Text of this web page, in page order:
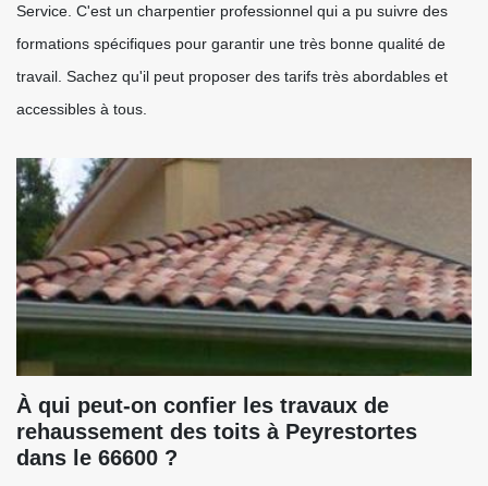
Service. C'est un charpentier professionnel qui a pu suivre des
formations spécifiques pour garantir une très bonne qualité de
travail. Sachez qu'il peut proposer des tarifs très abordables et
accessibles à tous.
À qui peut-on confier les travaux de
rehaussement des toits à Peyrestortes
dans le 66600 ?